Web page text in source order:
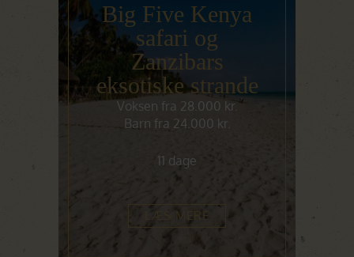
Big Five Kenya
safari og
Zanzibars
eksotiske strande
Voksen fra 28.000 kr.
Barn fra 24.000 kr.
11 dage
LÆS MERE